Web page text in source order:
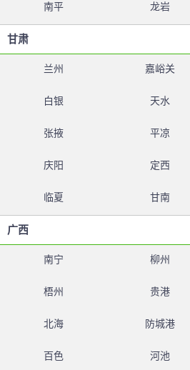
南平 龙岩
甘肃
兰州 嘉峪关
白银 天水
张掖 平凉
庆阳 定西
临夏 甘南
广西
南宁 柳州
梧州 贵港
北海 防城港
百色 河池